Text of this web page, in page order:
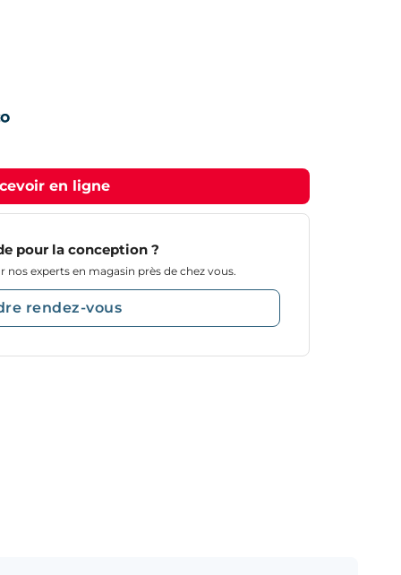
en ligne
pour la conception ?
experts en magasin près de chez vous.
rendez-vous